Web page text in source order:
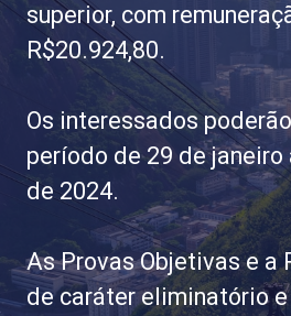
superior, com
R$20.924,80.
Os interessados
período de 29 de janeiro
de 2024.
As Provas Objetivas e a
de caráter eliminatório